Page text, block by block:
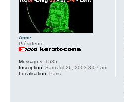
Anne
Présidente
Messages: 1535
Inscription: Sam Juil 26, 2003 3:07 am
Localisation: Paris